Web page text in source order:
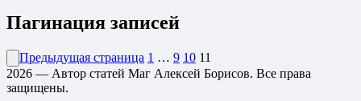
Пагинация записей
Предыдущая страница 1 … 9 10 11
2026 — Автор статей Маг Алексей Борисов. Все права
защищены.